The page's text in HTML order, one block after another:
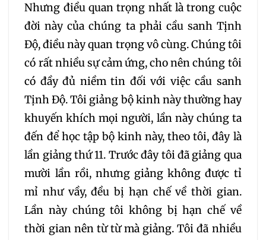
373 374
Nhưng điều quan trọng nhất là trong cuộc
đời này của chúng ta phải cầu sanh Tịnh
Độ, điều này quan trọng vô cùng. Chúng tôi
có rất nhiều sự cảm ứng, cho nên chúng tôi
có đầy đủ niềm tin đối với việc cầu sanh
Tịnh Độ. Tôi giảng bộ kinh này thường hay
khuyến khích mọi người, lần này chúng ta
đến để học tập bộ kinh này, theo tôi, đây là
lần giảng thứ 11. Trước đây tôi đã giảng qua
mười lần rồi, nhưng giảng không được tỉ
mỉ như vầy, đều bị hạn chế về thời gian.
Lần này chúng tôi không bị hạn chế về
thời gian nên từ từ mà giảng. Tôi đã nhiều